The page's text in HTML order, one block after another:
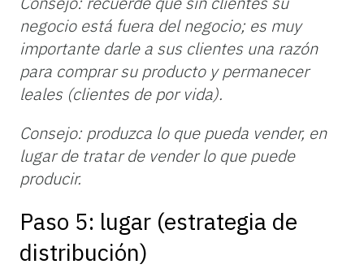
negocio está fuera del negocio; es muy
importante darlea sus clientes una razón
para comprar su producto y permanecer
leales (clientes de por vida).
Consejo: produzca lo que pueda vender, en
lugar de tratar de vender lo que puede
producir.
Paso 5: lugar (estrategia de
distribución)